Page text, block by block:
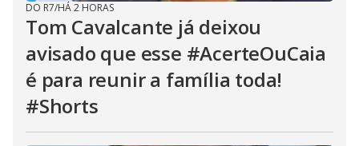
DO R7/HÁ 2 HORAS
Tom Cavalcante já deixou
avisado que esse #AcerteOuCaia
é para reunir a família toda!
#Shorts